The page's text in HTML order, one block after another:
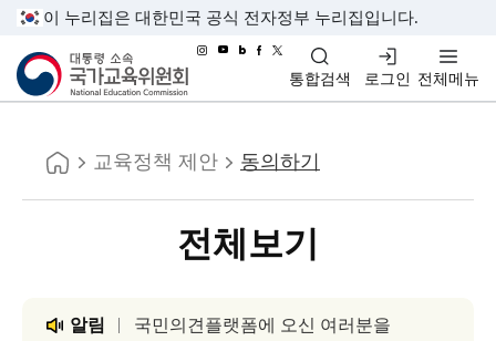
이 누리집은 대한민국 공식 전자정부 누리집입니다.
대통령소속 국가교육위원회
통합검색 로그인 전체메뉴
홈
교육정책 제안 동의하기
전체보기
알림
국민의견플랫폼에 오신 여러분을